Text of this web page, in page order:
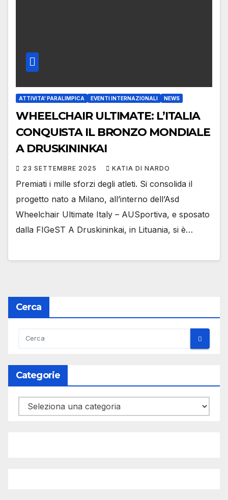
ATTIVITA' PARALIMPICA EVENTI INTERNAZIONALI NEWS
WHEELCHAIR ULTIMATE: L’ITALIA
CONQUISTA IL BRONZO MONDIALE
A DRUSKININKAI
23 SETTEMBRE 2025 KATIA DI NARDO
Premiati i mille sforzi degli atleti. Si consolida il
progetto nato a Milano, all’interno dell’Asd
Wheelchair Ultimate Italy – AUSportiva, e sposato
dalla FIGeST A Druskininkai, in Lituania, si è…
Cerca
Categorie
Categorie